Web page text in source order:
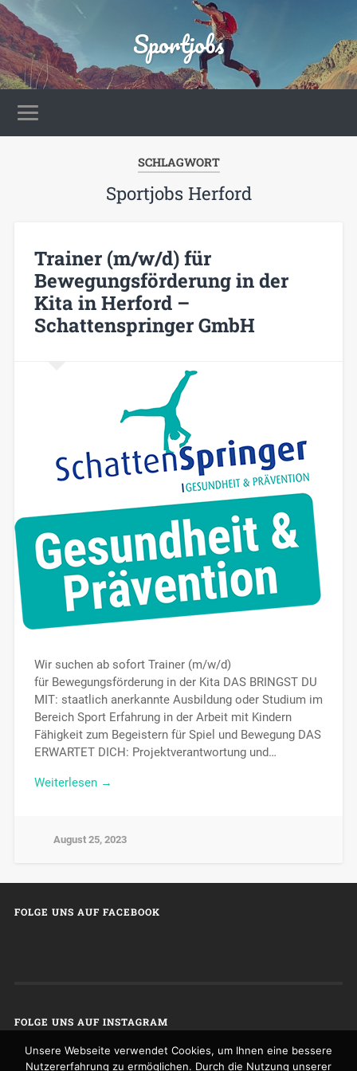
Sportjobs
SCHLAGWORT
Sportjobs Herford
Trainer (m/w/d) für
Bewegungsförderung in der
Kita in Herford –
Schattenspringer GmbH
Wir suchen ab sofort Trainer (m/w/d)
für Bewegungsförderung in der Kita DAS BRINGST DU
MIT: staatlich anerkannte Ausbildung oder Studium im
Bereich Sport Erfahrung in der Arbeit mit Kindern
Fähigkeit zum Begeistern für Spiel und Bewegung DAS
ERWARTET DICH: Projektverantwortung und…
Weiterlesen →
August 25, 2023
FOLGE UNS AUF FACEBOOK
FOLGE UNS AUF INSTAGRAM
Unsere Webseite verwendet Cookies, um Ihnen eine bessere
Nutzererfahrung zu ermöglichen. Durch die Nutzung unserer